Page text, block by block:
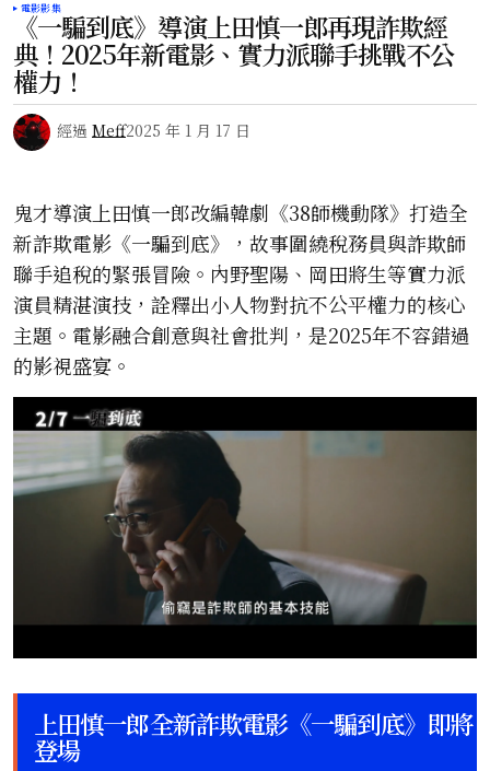
電影影集
《一騙到底》導演上田慎一郎再現詐欺經
典！2025年新電影、實力派聯手挑戰不公
權力！
經過 Meff2025 年 1 月 17 日
鬼才導演上田慎一郎改編韓劇《38師機動隊》打造全
新詐欺電影《一騙到底》，故事圍繞稅務員與詐欺師
聯手追稅的緊張冒險。內野聖陽、岡田將生等實力派
演員精湛演技，詮釋出小人物對抗不公平權力的核心
主題。電影融合創意與社會批判，是2025年不容錯過
的影視盛宴。
上田慎一郎全新詐欺電影《一騙到底》即將
登場